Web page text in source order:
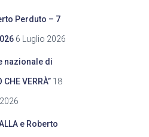
Perduto – 7
6 Luglio 2026
nazionale di
CHE VERRÀ” 18
e Roberto